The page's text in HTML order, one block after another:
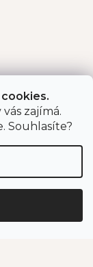
zajímá.
Souhlasíte?